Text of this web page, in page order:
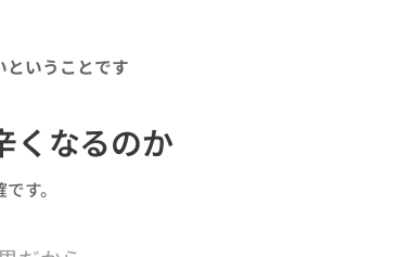
ということです
くなるのか
す。